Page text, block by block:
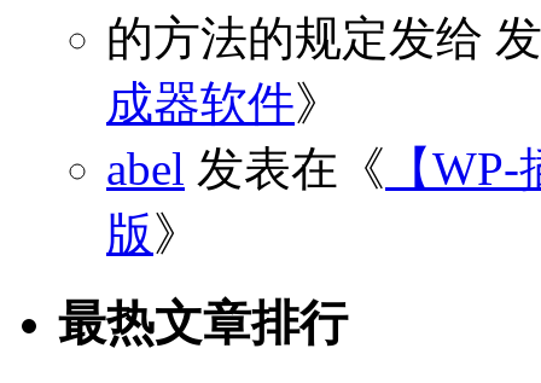
的方法的规定发给
成器软件》
abel 发表在《 【
版》
最热文章排行